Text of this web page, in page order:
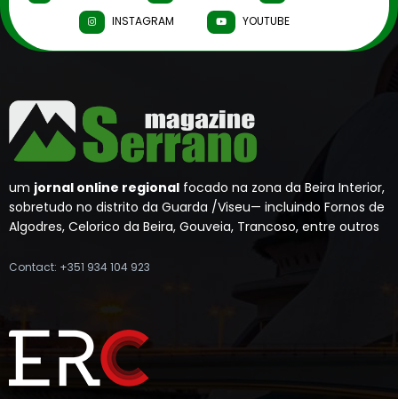
INSTAGRAM
YOUTUBE
um jornal online regional focado na zona da Beira Interior,
sobretudo no distrito da Guarda /Viseu— incluindo Fornos de
Algodres, Celorico da Beira, Gouveia, Trancoso, entre outros
Contact: +351 934 104 923